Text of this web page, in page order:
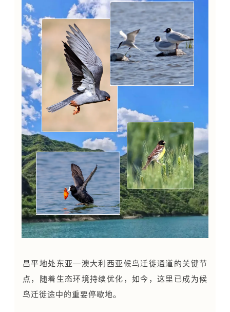
昌平地处东亚—澳大利西亚候鸟迁徙通道的关键节
点，随着生态环境持续优化，如今，这里已成为候
鸟迁徙途中的重要停歇地。